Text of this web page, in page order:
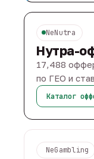
NeNutra
Нутра-
17,488
по ГЕО и
Каталог
NeGambling